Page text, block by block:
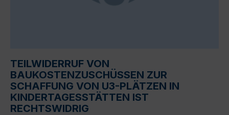
TEILWIDERRUF VON
BAUKOSTENZUSCHÜSSEN ZUR
SCHAFFUNG VON U3-PLÄTZEN IN
KINDERTAGESSTÄTTEN IST
RECHTSWIDRIG